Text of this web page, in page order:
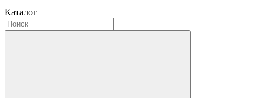
Каталог